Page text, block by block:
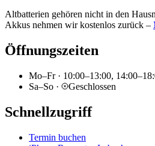
Altbatterien gehören nicht in den
Akkus nehmen wir kostenlos zurück –
Öffnungszeiten
Mo–Fr· 10:00–13:00,
Sa–So · Geschlossen
Schnellzugriff
Termin buchen